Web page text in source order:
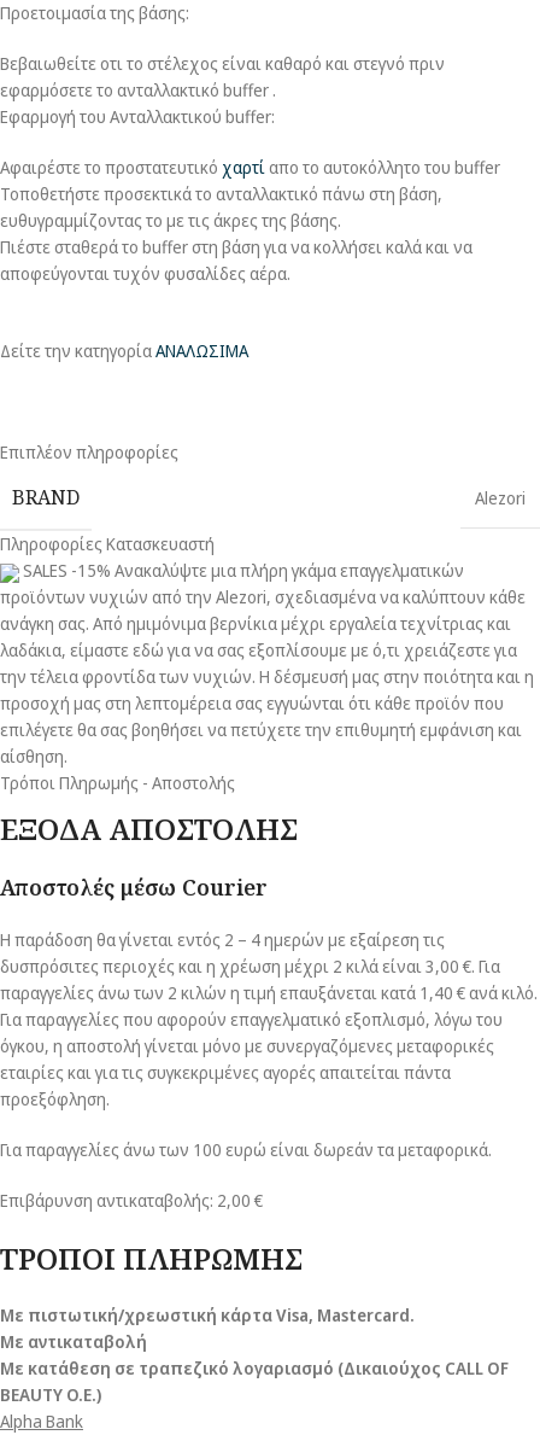
Προετοιμασία της βάσης:
Βεβαιωθείτε οτι το στέλεχος είναι καθαρό και στεγνό πριν
εφαρμόσετε το ανταλλακτικό buffer .
Εφαρμογή του Ανταλλακτικoύ buffer:
Αφαιρέστε το προστατευτικό χαρτί απο το αυτοκόλλητο του buffer
Τοποθετήστε προσεκτικά το ανταλλακτικό πάνω στη βάση,
ευθυγραμμίζοντας το με τις άκρες της βάσης.
Πιέστε σταθερά το buffer στη βάση για να κολλήσει καλά και να
αποφεύγονται τυχόν φυσαλίδες αέρα.
Δείτε την κατηγορίαΑΝΑΛΩΣΙΜΑ
Επιπλέον πληροφορίες
BRAND
Alezori
Πληροφορίες Κατασκευαστή
SALES -15% Ανακαλύψτε μια πλήρη γκάμα επαγγελματικών
προϊόντων νυχιών από την Alezori, σχεδιασμένα να καλύπτουν κάθε
ανάγκη σας. Από ημιμόνιμα βερνίκια μέχρι εργαλεία τεχνίτριας και
λαδάκια, είμαστε εδώ για να σας εξοπλίσουμε με ό,τι χρειάζεστε για
την τέλεια φροντίδα των νυχιών. Η δέσμευσή μας στην ποιότητα και η
προσοχή μας στη λεπτομέρεια σας εγγυώνται ότι κάθε προϊόν που
επιλέγετε θα σας βοηθήσει να πετύχετε την επιθυμητή εμφάνιση και
αίσθηση.
Τρόποι Πληρωμής - Αποστολής
ΕΞΟΔΑ ΑΠΟΣΤΟΛΗΣ
Αποστολές μέσω Courier
Η παράδοση θα γίνεται εντός 2 – 4 ημερών με εξαίρεση τις
δυσπρόσιτες περιοχές και η χρέωση μέχρι 2 κιλά είναι 3,00 €. Για
παραγγελίες άνω των 2 κιλών η τιμή επαυξάνεται κατά 1,40 € ανά κιλό.
Για παραγγελίες που αφορούν επαγγελματικό εξοπλισμό, λόγω του
όγκου, η αποστολή γίνεται μόνο με συνεργαζόμενες μεταφορικές
εταιρίες και για τις συγκεκριμένες αγορές απαιτείται πάντα
προεξόφληση.
Για παραγγελίες άνω των 100 ευρώ είναι δωρεάν τα μεταφορικά.
Επιβάρυνση αντικαταβολής: 2,00 €
ΤΡΟΠΟΙ ΠΛΗΡΩΜΗΣ
Με πιστωτική/χρεωστική κάρτα Visa, Mastercard.
Με αντικαταβολή
Με κατάθεση σε τραπεζικό λογαριασμό (Δικαιούχος CALL OF
BEAUTY O.E.)
Alpha Bank